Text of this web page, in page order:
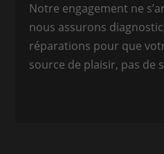
Notre engagement ne
nous assurons
réparations pour que
source de plaisir, pas de